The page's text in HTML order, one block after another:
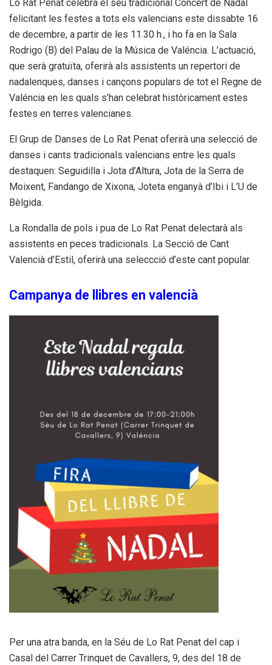
Lo Rat Penat celebra el seu tradicional Concert de Nadal
felicitant les festes a tots els valencians este dissabte 16
de decembre, a partir de les 11.30 h., i ho fa en la Sala
Rodrigo (B) del Palau de la Música de Valéncia. L’actuació,
que serà gratuïta, oferirà als assistents un repertori de
nadalenques, danses i cançons populars de tot el Regne de
Valéncia en les quals s’han celebrat històricament estes
festes en terres valencianes.
El Grup de Danses de Lo Rat Penat oferirà una selecció de
danses i cants tradicionals valencians entre les quals
destaquen: Seguidilla i Jota d’Altura, Jota de la Serra de
Moixent, Fandango de Xixona, Joteta enganyà d’Ibi i L’U de
Bèlgida.
La Rondalla de pols i pua de Lo Rat Penat delectarà als
assistents en peces tradicionals. La Secció de Cant
Valencià d’Estil, oferirà una seleccció d’este cant popular.
Campanya de llibres en valencià
Per una atra banda, en la Séu de Lo Rat Penat del cap i
Casal del Carrer Trinquet de Cavallers, 9, des del 18 de